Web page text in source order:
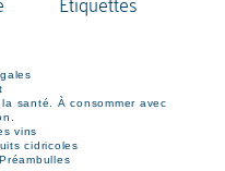
santé. À consommer avec
vins
cidricoles